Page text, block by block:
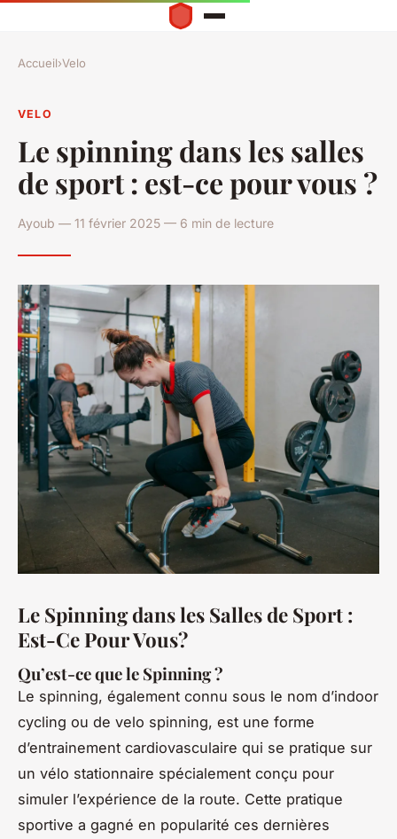
Accueil›Velo
VELO
Le spinning dans les salles
de sport : est-ce pour vous ?
Ayoub — 11 février 2025 — 6 min de lecture
Le Spinning dans les Salles de Sport :
Est-Ce Pour Vous?
Qu’est-ce que le Spinning ?
Le spinning, également connu sous le nom d’indoor
cycling ou de velo spinning, est une forme
d’entrainement cardiovasculaire qui se pratique sur
un vélo stationnaire spécialement conçu pour
simuler l’expérience de la route. Cette pratique
sportive a gagné en popularité ces dernières